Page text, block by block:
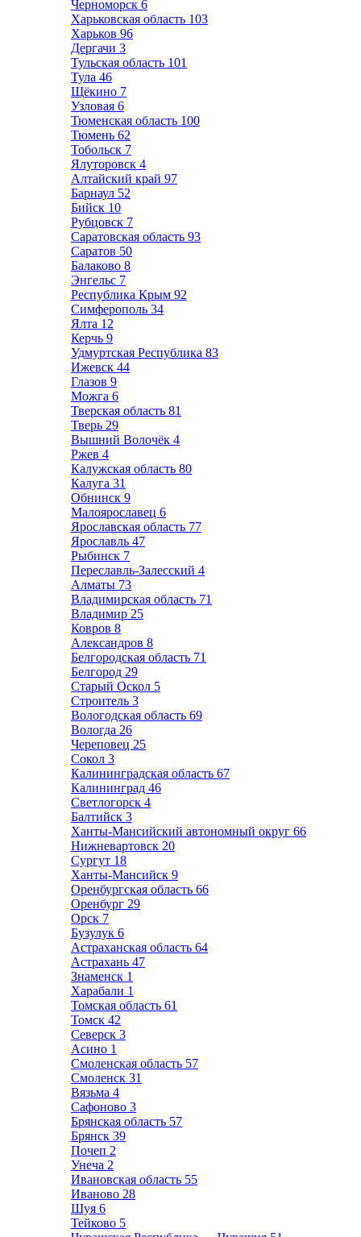
Черноморск 6
Харьковская область 103
Харьков 96
Дергачи 3
Тульская область 101
Тула 46
Щёкино 7
Узловая 6
Тюменская область 100
Тюмень 62
Тобольск 7
Ялуторовск 4
Алтайский край 97
Барнаул 52
Бийск 10
Рубцовск 7
Саратовская область 93
Саратов 50
Балаково 8
Энгельс 7
Республика Крым 92
Симферополь 34
Ялта 12
Керчь 9
Удмуртская Республика 83
Ижевск 44
Глазов 9
Можга 6
Тверская область 81
Тверь 29
Вышний Волочёк 4
Ржев 4
Калужская область 80
Калуга 31
Обнинск 9
Малоярославец 6
Ярославская область 77
Ярославль 47
Рыбинск 7
Переславль-Залесский 4
Алматы 73
Владимирская область 71
Владимир 25
Ковров 8
Александров 8
Белгородская область 71
Белгород 29
Старый Оскол 5
Строитель 3
Вологодская область 69
Вологда 26
Череповец 25
Сокол 3
Калининградская область 67
Калининград 46
Светлогорск 4
Балтийск 3
Ханты-Мансийский автономный округ 66
Нижневартовск 20
Сургут 18
Ханты-Мансийск 9
Оренбургская область 66
Оренбург 29
Орск 7
Бузулук 6
Астраханская область 64
Астрахань 47
Знаменск 1
Харабали 1
Томская область 61
Томск 42
Северск 3
Асино 1
Смоленская область 57
Смоленск 31
Вязьма 4
Сафоново 3
Брянская область 57
Брянск 39
Почеп 2
Унеча 2
Ивановская область 55
Иваново 28
Шуя 6
Тейково 5